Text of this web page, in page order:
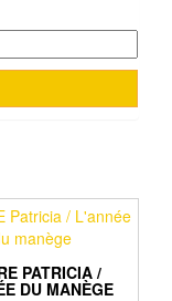
PATRICIA /
DU MANÈGE